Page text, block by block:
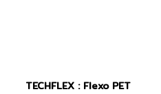
TECHFLEX : Flexo PET